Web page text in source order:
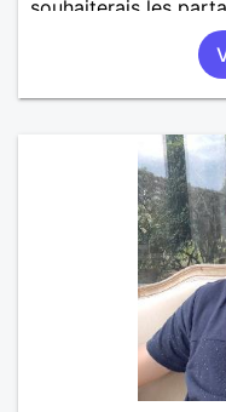
souhaiterais les